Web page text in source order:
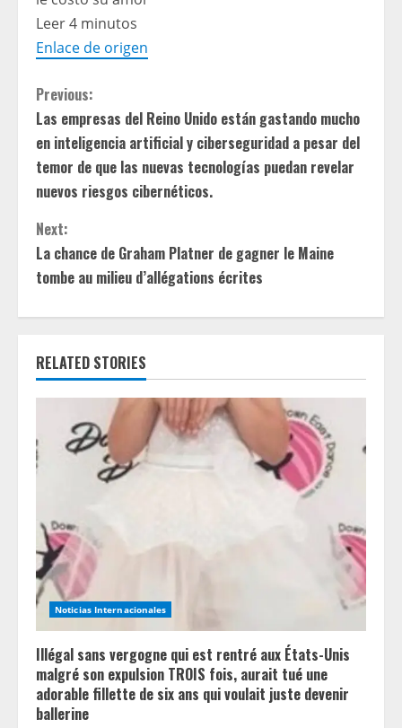
Leer 4 minutos
Enlace de origen
C
o
n
t
i
n
u
e
R
e
a
d
i
n
g
Previous:
Las empresas del Reino Unido están gastando mucho
en inteligencia artificial y ciberseguridad a pesar del
temor de que las nuevas tecnologías puedan revelar
nuevos riesgos cibernéticos.
Next:
La chance de Graham Platner de gagner le Maine
tombe au milieu d’allégations écrites
RELATED STORIES
Noticias Internacionales
Illégal sans vergogne qui est rentré aux États-Unis
malgré son expulsion TROIS fois, aurait tué une
adorable fillette de six ans qui voulait juste devenir
ballerine